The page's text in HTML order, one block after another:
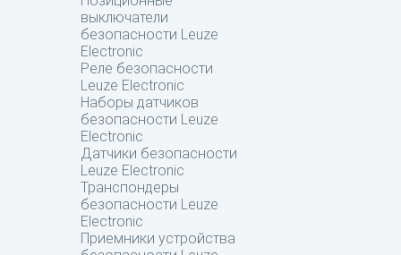
выключатели
безопасности Leuze
Electronic
Реле безопасности
Leuze Electronic
Наборы датчиков
безопасности Leuze
Electronic
Датчики безопасности
Leuze Electronic
Транспондеры
безопасности Leuze
Electronic
Приемники устройства